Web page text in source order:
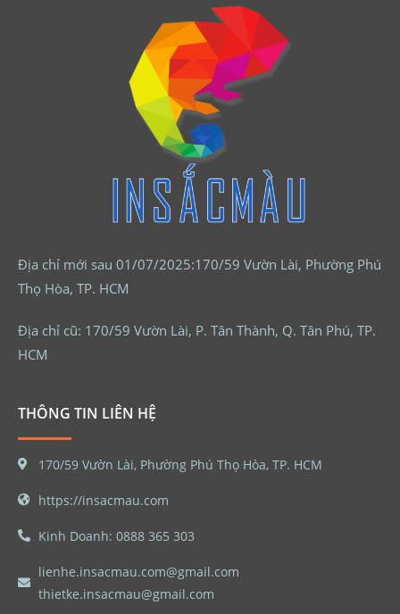
Địa chỉ mới sau 01/07/2025:170/59 Vườn Lài, Phường Phú
Thọ Hòa, TP. HCM
Địa chỉ cũ: 170/59 Vườn Lài, P. Tân Thành, Q. Tân Phú, TP.
HCM
THÔNG TIN LIÊN HỆ
170/59 Vườn Lài, Phường Phú Thọ Hòa, TP. HCM
https://insacmau.com
Kinh Doanh: 0888 365 303
lienhe.insacmau.com@gmail.com
thietke.insacmau@gmail.com